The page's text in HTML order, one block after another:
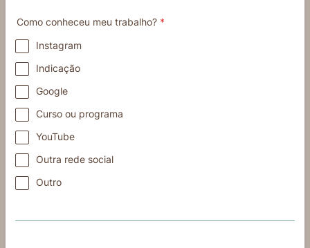
Como conheceu meu trabalho? *
Instagram
Indicação
Google
Curso ou programa
YouTube
Outra rede social
Outro